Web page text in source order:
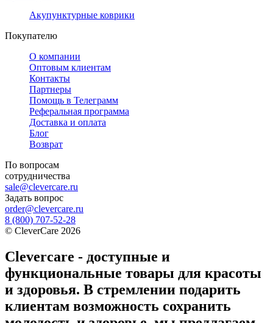
Акупунктурные коврики
Покупателю
О компании
Оптовым клиентам
Контакты
Партнеры
Помощь в Телеграмм
Реферальная программа
Доставка и оплата
Блог
Возврат
По вопросам
сотрудничества
sale@clevercare.ru
Задать вопрос
order@clevercare.ru
8 (800) 707-52-28
© CleverCare 2026
Clevercare - доступные и
функциональные товары для красоты
и здоровья. В стремлении подарить
клиентам возможность сохранить